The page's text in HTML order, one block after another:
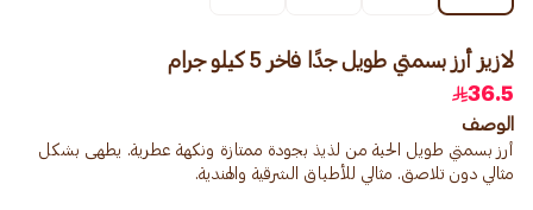
لازيز أرز بسمتي طويل جدًا فاخر 5 كيلو جرام
36.5
الوصف
أرز بسمتي طويل الحبة من لذيذ بجودة ممتازة ونكهة عطرية. يطهى بشكل
مثالي دون تلاصق. مثالي للأطباق الشرقية والهندية.